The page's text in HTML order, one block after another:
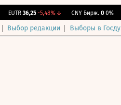
EUTR 36,25 -5,48%↓ CNY Бирж. 0 0%
Выбор редакции Выборы в